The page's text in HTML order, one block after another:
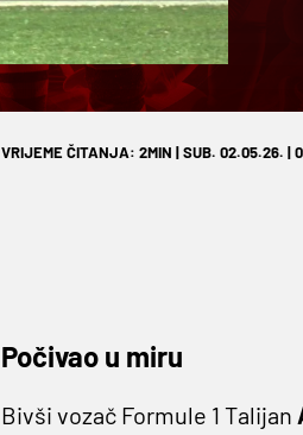
VRIJEME ČITANJA: 2MIN | SUB. 02.05.26. |
Počivao u miru
Bivši vozač Formule 1 Talijan